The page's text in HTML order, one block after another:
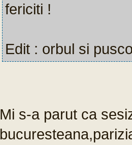
fericiti !
Edit : orbul si
Mi s-a parut ca